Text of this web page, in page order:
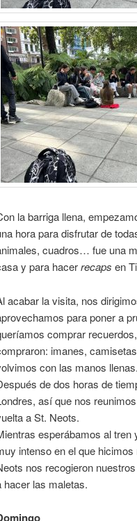
la barriga llena,
hora para disfrutar de
cuadros… fue una
y para hacerrecaps en
acabar la visita, nos
para poner a
comprar
imanes,
con las manos llenas.
de dos horas de
así que nos
a St. Neots.
esperábamos al tren
intenso en el que
nos recogieron
hacer las maletas.